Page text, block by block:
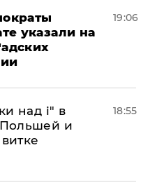
указали на
19:06
над і" в
и
18:55